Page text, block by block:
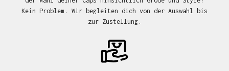
Kein Problem. Wir begleiten dich von der Auswahl bis
zur Zustellung.